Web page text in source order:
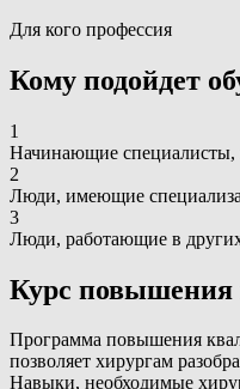
Для кого профессия
Кому подойдет
1
Начинающие специалисты,
2
Люди, имеющие
3
Люди, работающие в других
Курс повышения
Программа повышения
позволяет хирургам
Навыки, необходимые